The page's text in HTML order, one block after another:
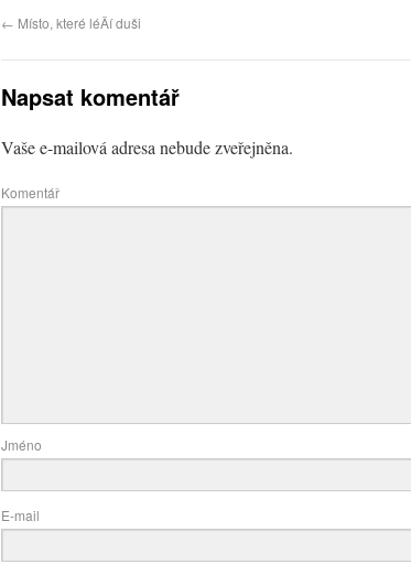
← Místo, které léÄí duši
Napsat komentář
Vaše e-mailová adresa nebude zveřejněna.
Komentář
Jméno
E-mail